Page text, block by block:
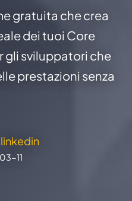
gratuita che crea
dei tuoi Core
gli sviluppatori che
prestazioni senza
linkedin
11